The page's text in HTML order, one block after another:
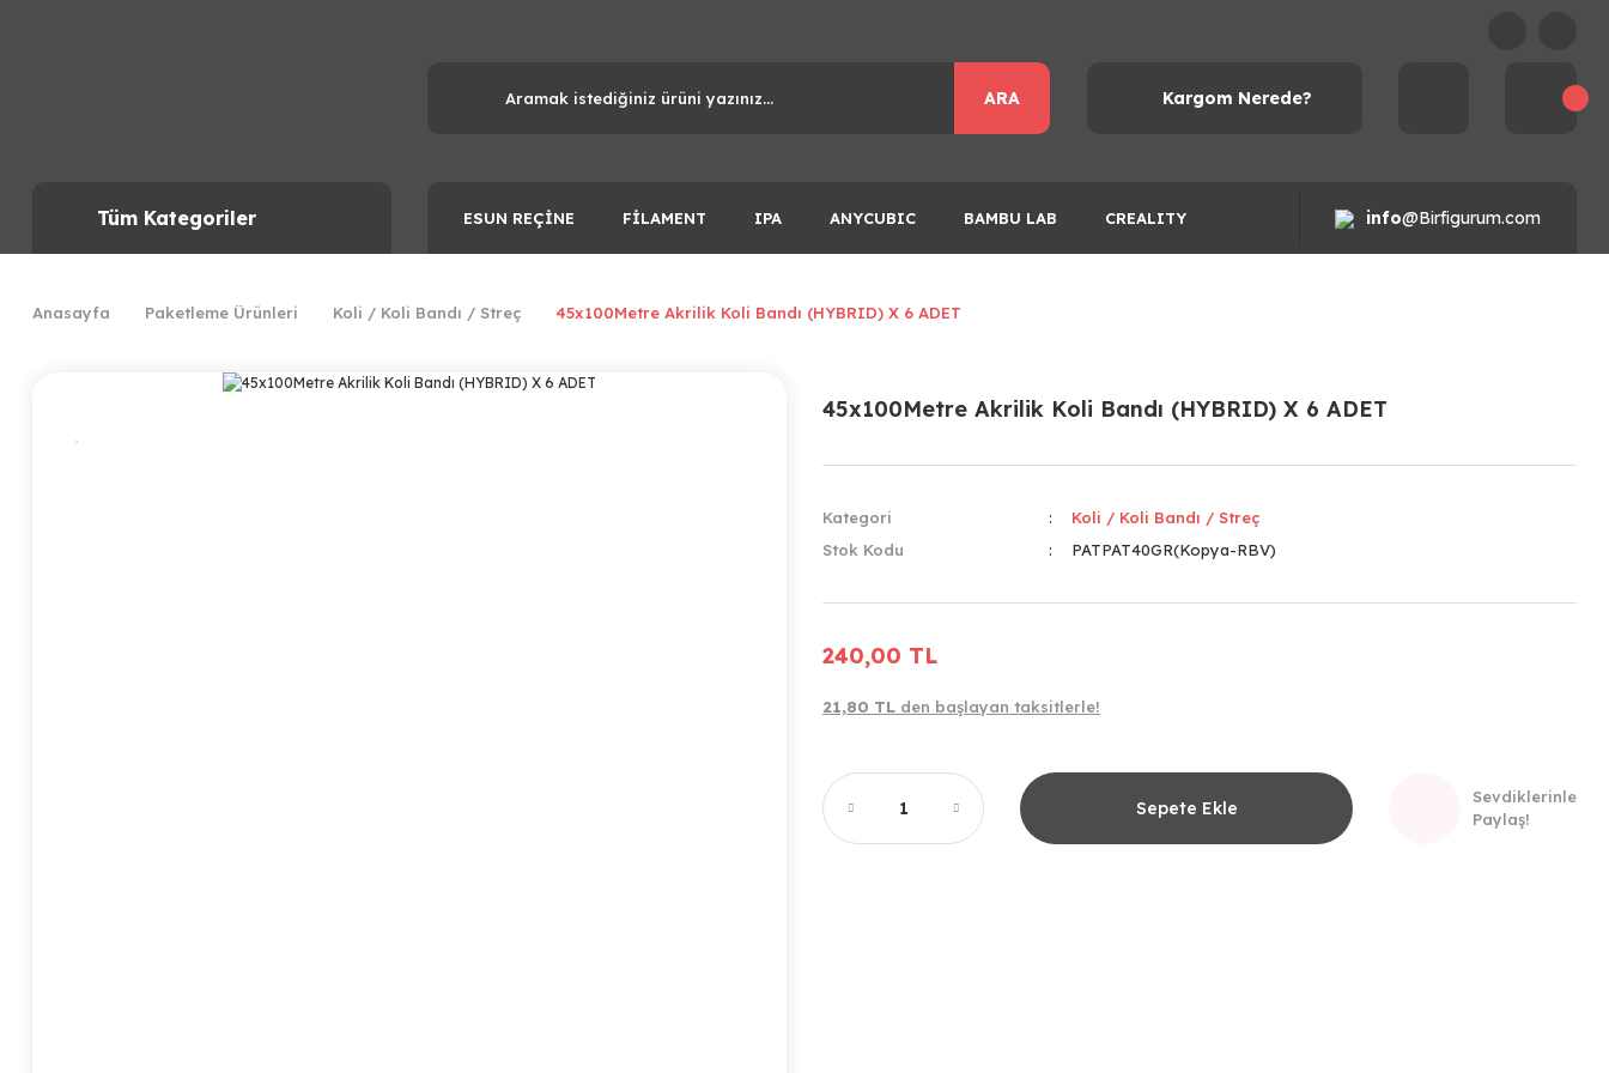
ARA Kargom Nerede?
Tüm Kategoriler ESUN REÇİNE FİLAMENT IPA ANYCUBIC BAMBU LAB CREALITY info@Birfigurum.com
Anasayfa Paketleme Ürünleri Koli / Koli Bandı / Streç 45x100Metre Akrilik Koli Bandı (HYBRID) X 6 ADET
45x100Metre Akrilik Koli Bandı (HYBRID) X 6 ADET
Kategori
Koli / Koli Bandı / Streç
Stok Kodu
PATPAT40GR(Kopya-RBV)
240,00 TL
21,80 TL den başlayan taksitlerle!
Sepete Ekle
Sevdiklerinle
Paylaş!